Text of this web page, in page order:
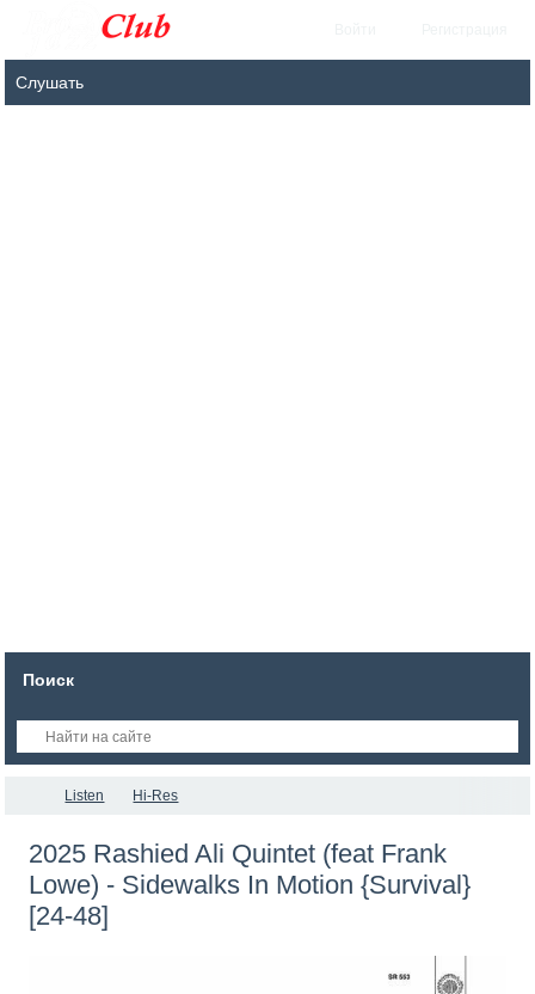
Поиск
Listen Hi-Res
2025 Rashied Ali Quintet (feat Frank
Lowe) - Sidewalks In Motion {Survival}
[24-48]